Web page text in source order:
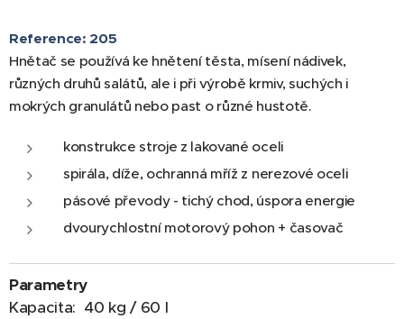
Reference: 205
Hnětač se používá ke hnětení těsta, mísení nádivek,
různých druhů salátů, ale i při výrobě krmiv, suchých i
mokrých granulátů nebo past o různé hustotě.
konstrukce stroje z lakované oceli
spirála, díže, ochranná mříž z nerezové oceli
pásové převody - tichý chod, úspora energie
dvourychlostní motorový pohon + časovač
Parametry
Kapacita: 40 kg / 60 l